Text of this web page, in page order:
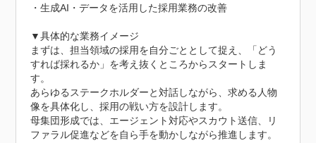
・生成AI・データを活用した採用業務の改善
▼具体的な業務イメージ
まずは、担当領域の採用を自分ごととして捉え、「どう
すれば採れるか」を考え抜くところからスタートしま
す。
あらゆるステークホルダーと対話しながら、求める人物
像を具体化し、採用の戦い方を設計します。
母集団形成では、エージェント対応やスカウト送信、リ
ファラル促進などを自ら手を動かしながら推進します。